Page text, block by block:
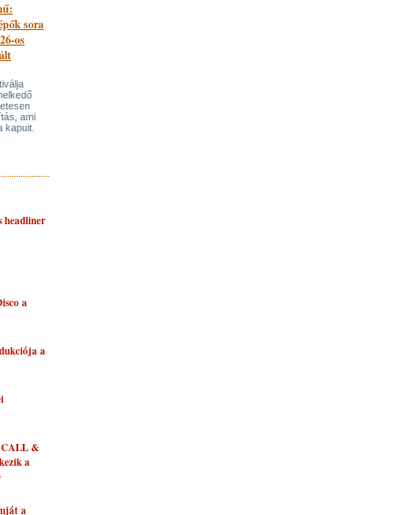
sora
os
ami
kapuit.
headliner
a
a
CALL &
a
a